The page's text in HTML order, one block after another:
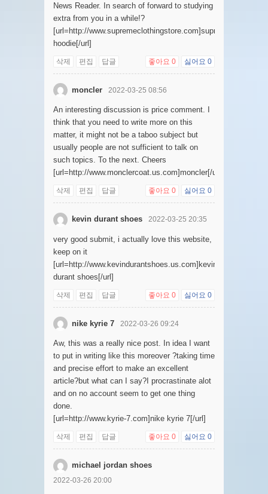
News Reader. In search of forward to studying
extra from you in a while!?
[url=http://www.supremeclothingstore.com]supreme
hoodie[/url]
삭제 편집 답글 좋아요 0 싫어요 0
moncler 2022-03-25 08:56
An interesting discussion is price comment. I
think that you need to write more on this
matter, it might not be a taboo subject but
usually people are not sufficient to talk on
such topics. To the next. Cheers
[url=http://www.monclercoat.us.com]moncler[/url]
삭제 편집 답글 좋아요 0 싫어요 0
kevin durant shoes 2022-03-25 20:35
very good submit, i actually love this website,
keep on it
[url=http://www.kevindurantshoes.us.com]kevin
durant shoes[/url]
삭제 편집 답글 좋아요 0 싫어요 0
nike kyrie 7 2022-03-26 09:24
Aw, this was a really nice post. In idea I want
to put in writing like this moreover ?taking time
and precise effort to make an excellent
article?but what can I say?I procrastinate alot
and on no account seem to get one thing
done.
[url=http://www.kyrie-7.com]nike kyrie 7[/url]
삭제 편집 답글 좋아요 0 싫어요 0
michael jordan shoes
2022-03-26 20:00